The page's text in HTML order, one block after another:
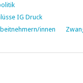
IG Druck
innen